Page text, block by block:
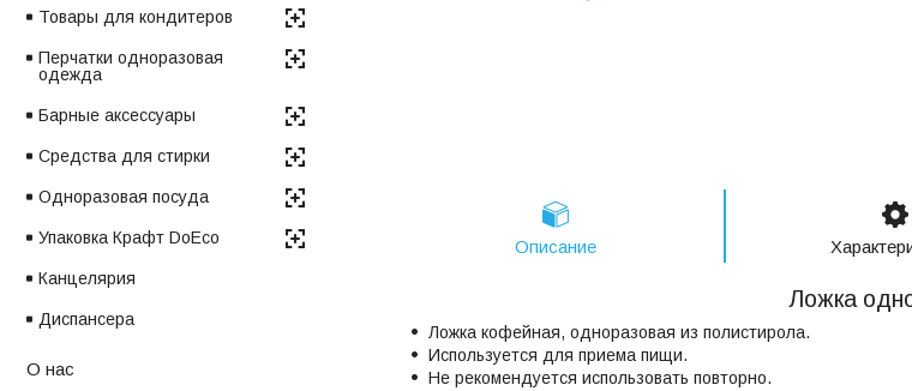
Описание
Ложка
Ложка кофейная, одноразовая из полистирола.
Используется для приема пищи.
Не рекомендуется использовать повторно.
Товары для кондитеров
Перчатки одноразовая
одежда
Барные аксессуары
Средства для стирки
Одноразовая посуда
Упаковка Крафт DoEco
Канцелярия
Диспансера
О нас